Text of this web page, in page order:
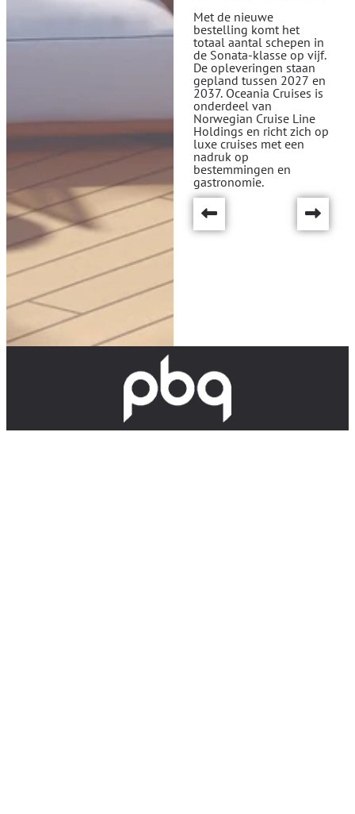
Met de nieuwe
bestelling komt het
totaal aantal schepen in
de Sonata-klasse op vijf.
De opleveringen staan
gepland tussen 2027 en
2037. Oceania Cruises is
onderdeel van
Norwegian Cruise Line
Holdings en richt zich op
luxe cruises met een
nadruk op
bestemmingen en
gastronomie.